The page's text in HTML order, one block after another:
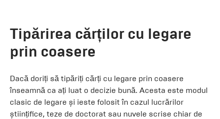
Tipărirea cărților cu legare
prin coasere
Dacă doriți să tipăriți cărți cu legare prin coasere
înseamnă ca ați luat o decizie bună. Acesta este modul
clasic de legare și ieste folosit în cazul lucrărilor
științifice, teze de doctorat sau nuvele scrise chiar de